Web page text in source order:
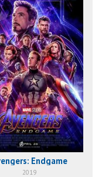
Endgame
2019